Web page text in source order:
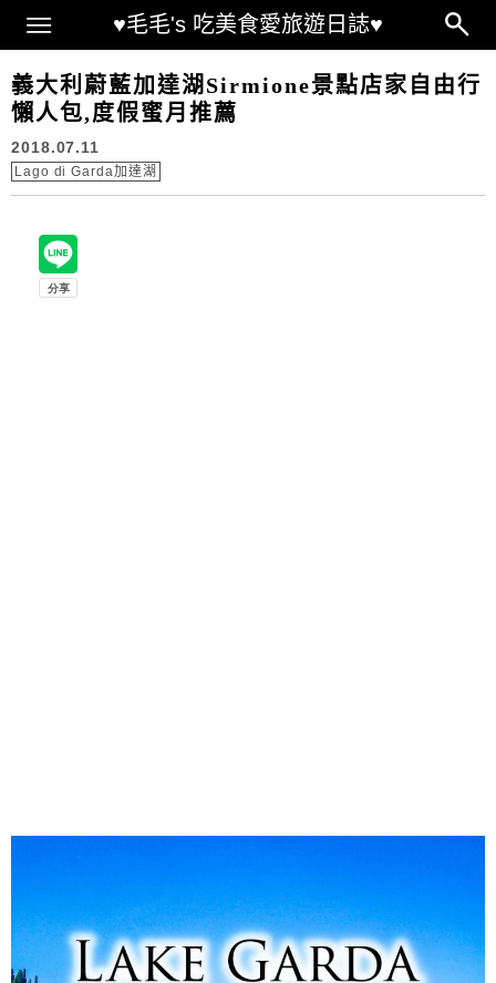
♥毛毛's 吃美食愛旅遊日誌♥
Main Menu
義大利蔚藍加達湖Sirmione景點店家自由行
懶人包,度假蜜月推薦
2018.07.11
Lago di Garda加達湖